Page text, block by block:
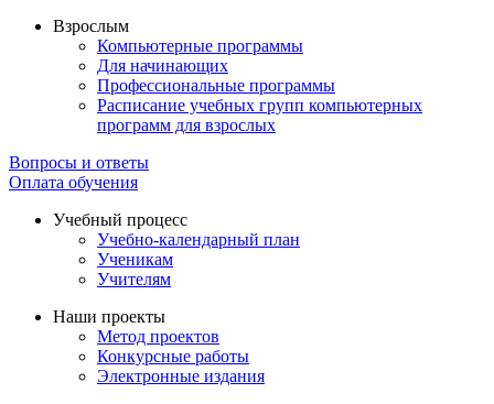
Взрослым
Компьютерные программы
Для начинающих
Профессиональные программы
Расписание учебных групп компьютерных
программ для взрослых
Вопросы и ответы
Оплата обучения
Учебный процесс
Учебно-календарный план
Ученикам
Учителям
Наши проекты
Метод проектов
Конкурсные работы
Электронные издания